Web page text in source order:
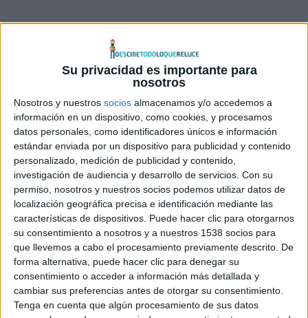
Su privacidad es importante para
nosotros
Nosotros y nuestros socios almacenamos y/o accedemos a
información en un dispositivo, como cookies, y procesamos
datos personales, como identificadores únicos e información
estándar enviada por un dispositivo para publicidad y contenido
personalizado, medición de publicidad y contenido,
investigación de audiencia y desarrollo de servicios. Con su
permiso, nosotros y nuestros socios podemos utilizar datos de
localización geográfica precisa e identificación mediante las
características de dispositivos. Puede hacer clic para otorgarnos
su consentimiento a nosotros y a nuestros 1538 socios para
que llevemos a cabo el procesamiento previamente descrito. De
forma alternativa, puede hacer clic para denegar su
consentimiento o acceder a información más detallada y
cambiar sus preferencias antes de otorgar su consentimiento.
Tenga en cuenta que algún procesamiento de sus datos
En esta secuela, que aunque por ahora sea conocida por
su título original
Kindergarten Cop 2
seguramente se
Poli de guardería 2, asignado para recuperar
unos datos sensibles robados, un brusco agente del FBI
Dolph Lundgren) se hace pasar por un profesor de
guardería, pero en la escuela liberal, el entorno
políticamente correcto es más de lo que él esperaba.
La primera película,Poli de guardería, dirigida por
Reitman, llegó a los cines en 1990, y también contaba en
su reparto conPenélope Ann Miller,llegando a recaudar
más de 200 millones de dólares en la taquilla de todo el
mundo. En ella, John Kimble (Schwarzenegger) es un
veterano y rudo detective que sigue la pista a un
narcotraficante desde hace años. La única persona que
puede testificar en su contra es su exmujer y ésta está
desaparecida. La única manera de llegar a ella es su hijo y